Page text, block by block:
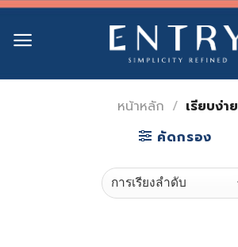
Skip
content
หน้าหลัก / เรียบง่าย
คัดกรอง